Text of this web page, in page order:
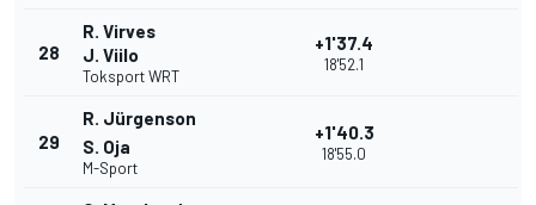
28
R. Virves
J. Viilo
Toksport WRT
+1'37.4
18'52.1
29
R. Jürgenson
S. Oja
M-Sport
+1'40.3
18'55.0